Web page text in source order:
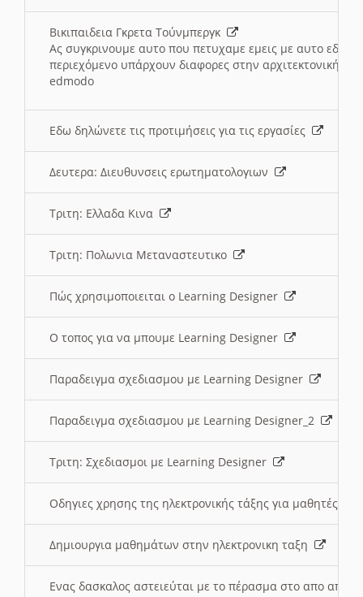
Βικιπαιδεια Γκρετα Τούνμπεργκ
Ας συγκρινουμε αυτο που πετυχαμε εμεις με αυτο εδω
περιεχόμενο υπάρχουν διαφορες στην αρχιτεκτονική
edmodo
Εδω δηλώνετε τις προτιμήσεις για τις εργασίες
Δευτερα: Διευθυνσεις ερωτηματολογιων
Τριτη: Ελλαδα Κινα
Τριτη: Πολωνια Μεταναστευτικο
Πώς χρησιμοποιειται ο Learning Designer
O τοπος για να μπουμε Learning Designer
Παραδειγμα σχεδιασμου με Learning Designer
Παραδειγμα σχεδιασμου με Learning Designer_2
Τριτη: Σχεδιασμοι με Learning Designer
Οδηγιες χρησης της ηλεκτρονικής τάξης για μαθητές
Δημιουργια μαθημάτων στην ηλεκτρονικη ταξη
Ενας δασκαλος αστειεύται με το πέρασμα στο απο